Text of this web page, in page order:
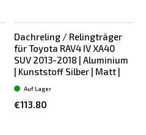
Dachreling / Relingträger
für Toyota RAV4 IV XA40
SUV 2013-2018 | Aluminium
| Kunststoff Silber | Matt |
€113.80
Auf Lager